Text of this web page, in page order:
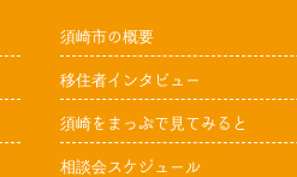
須崎市の概要
移住者インタビュー
須崎をまっぷで見てみると
相談会スケジュール